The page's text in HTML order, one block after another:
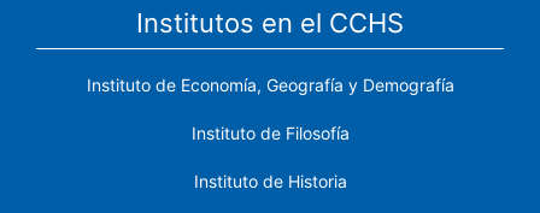
Institutos en el CCHS
Instituto de Economía, Geografía y Demografía
Instituto de Filosofía
Instituto de Historia